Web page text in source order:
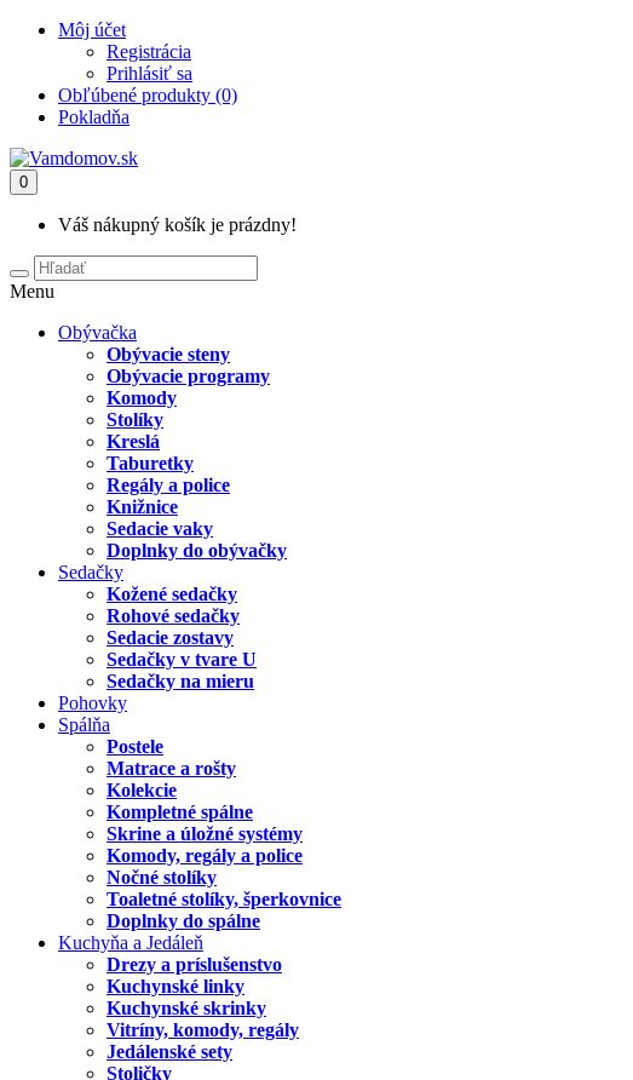
Môj účet
Registrácia
Prihlásiť sa
Obľúbené produkty (0)
Pokladňa
0
Váš nákupný košík je prázdny!
Menu
Obývačka
Obývacie steny
Obývacie programy
Komody
Stolíky
Kreslá
Taburetky
Regály a police
Knižnice
Sedacie vaky
Doplnky do obývačky
Sedačky
Kožené sedačky
Rohové sedačky
Sedacie zostavy
Sedačky v tvare U
Sedačky na mieru
Pohovky
Spálňa
Postele
Matrace a rošty
Kolekcie
Kompletné spálne
Skrine a úložné systémy
Komody, regály a police
Nočné stolíky
Toaletné stolíky, šperkovnice
Doplnky do spálne
Kuchyňa a Jedáleň
Drezy a príslušenstvo
Kuchynské linky
Kuchynské skrinky
Vitríny, komody, regály
Jedálenské sety
Stoličky